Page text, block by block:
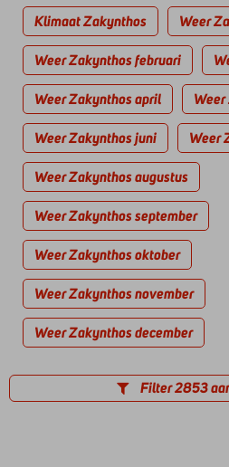
Klimaat Zakynthos Weer
Weer Zakynthos februari
Weer Zakynthos april
Weer Zakynthos juni Weer
Weer Zakynthos augustus
Weer Zakynthos september
Weer Zakynthos oktober
Weer Zakynthos november
Weer Zakynthos december
Filter 2853